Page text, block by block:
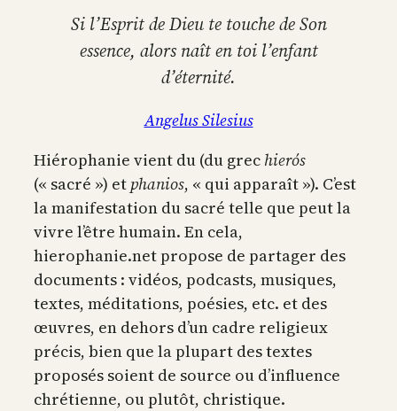
Si l’Esprit de Dieu te touche de Son
essence, alors naît en toi l’enfant
d’éternité.
Angelus Silesius
Hiérophanie vient du (du grec hierós
(« sacré ») et phanios, « qui apparaît »). C’est
la manifestation du sacré telle que peut la
vivre l’être humain. En cela,
hierophanie.net propose de partager des
documents : vidéos, podcasts, musiques,
textes, méditations, poésies, etc. et des
œuvres, en dehors d’un cadre religieux
précis, bien que la plupart des textes
proposés soient de source ou d’influence
chrétienne, ou plutôt, christique.